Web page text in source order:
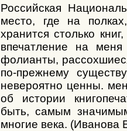
Российская
место, где на
хранится столько
впечатление на
фолианты,
по-прежнему
невероятно ценны.
об истории
быть, самым
многие века. (Иванова